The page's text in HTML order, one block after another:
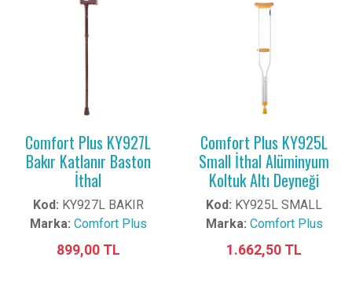
Comfort Plus KY927L
Bakır Katlanır Baston
İthal
Kod: KY927L BAKIR
Marka: Comfort Plus
899,00 TL
Comfort Plus KY925L
Small İthal Alüminyum
Koltuk Altı Deyneği
Kod: KY925L SMALL
Marka: Comfort Plus
1.662,50 TL